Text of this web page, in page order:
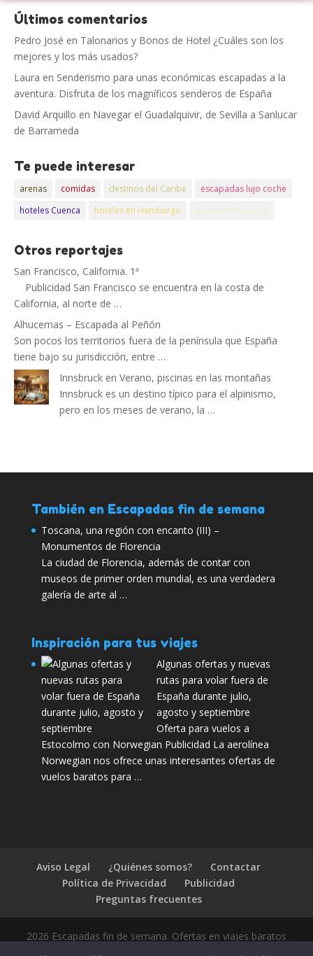
Últimos comentarios
Pedro José en Talonarios y Bonos de Hotel ¿Cuáles son los
mejores y los más usados?
Laura en Senderismo para unas económicas escapadas a la
aventura. Disfruta de los magníficos senderos de España
David Arquillo en Navegar el Guadalquivir, de Sevilla a Sanlucar
de Barrameda
Te puede interesar
arenas comidas destinos del Caribe
escapadas lujo coche
hoteles Cuenca
hoteles en Hamburgo museos Pamplona
Otros reportajes
San Francisco, California. 1ª
Publicidad San Francisco se encuentra en la costa de
California, al norte de …
Alhucemas – Escapada al Peñón
Son pocos los territorios fuera de la península que España
tiene bajo su jurisdicción, entre …
Innsbruck en Verano, piscinas en las montañas
Innsbruck es un destino típico para el alpinismo,
pero en los meses de verano, la …
También en Escapadas fin de semana
Toscana, una región con encanto (III) –
Monumentos de Florencia
La ciudad de Florencia, además de contar con
museos de primer orden mundial, es una verdadera
galería de arte al …
Inspiración para tus viajes
Algunas ofertas y nuevas
rutas para volar fuera de
España durante julio,
agosto y septiembre
Oferta para vuelos a
Estocolmo con Norwegian Publicidad La aerolínea
Norwegian nos ofrece unas interesantes ofertas de
vuelos baratos para …
Aviso Legal ¿Quiénes somos?
Contactar
Política de Privacidad
Publicidad
Preguntas frecuentes
2026 Escapadas fin de semana. Ofertas en viajes baratos